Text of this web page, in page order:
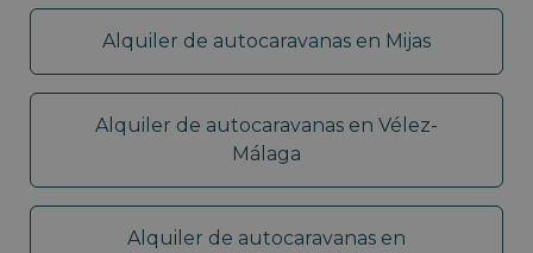
Alquiler de autocaravanas en Mijas
Alquiler de autocaravanas en Vélez-
Málaga
Alquiler de autocaravanas en